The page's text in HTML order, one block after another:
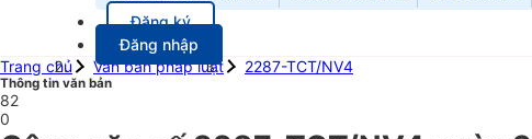
Đăng ký
Đăng nhập
Trang chủ
Văn bản pháp luật 2287-TCT/NV4
Thông tin văn bản
82
0